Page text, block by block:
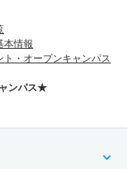
本情報
ト・オープンキャンパス
ンパス★